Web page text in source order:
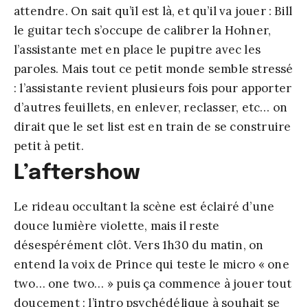
attendre. On sait qu’il est là, et qu’il va jouer : Bill
le guitar tech s’occupe de calibrer la Hohner,
l’assistante met en place le pupitre avec les
paroles. Mais tout ce petit monde semble stressé
: l’assistante revient plusieurs fois pour apporter
d’autres feuillets, en enlever, reclasser, etc… on
dirait que le set list est en train de se construire
petit à petit.
L’aftershow
Le rideau occultant la scène est éclairé d’une
douce lumière violette, mais il reste
désespérément clôt. Vers 1h30 du matin, on
entend la voix de Prince qui teste le micro « one
two… one two… » puis ça commence à jouer tout
doucement : l’intro psychédélique à souhait se